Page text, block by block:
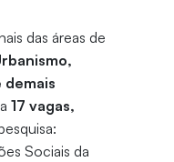
das áreas de
demais
17 vagas,
Sociais da